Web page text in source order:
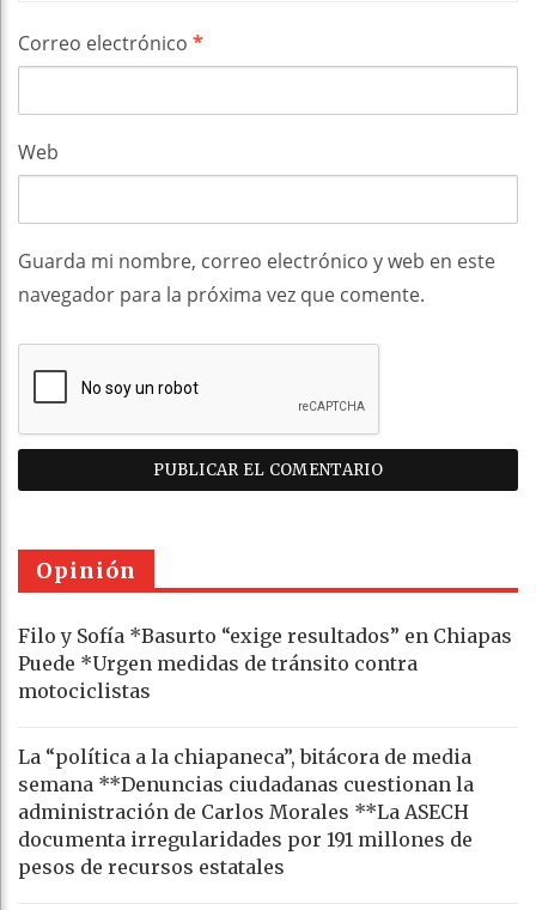
Correo electrónico *
Web
Guarda mi nombre, correo electrónico y web en este
navegador para la próxima vez que comente.
Opinión
Filo y Sofía *Basurto “exige resultados” en Chiapas
Puede *Urgen medidas de tránsito contra
motociclistas
La “política a la chiapaneca”, bitácora de media
semana **Denuncias ciudadanas cuestionan la
administración de Carlos Morales **La ASECH
documenta irregularidades por 191 millones de
pesos de recursos estatales